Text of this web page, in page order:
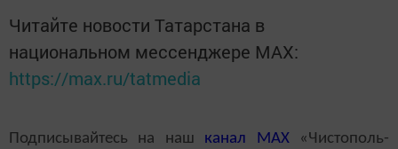
Читайте новости Татарстана в
национальном мессенджере MАХ:
https://max.ru/tatmedia
Подписывайтесь на наш канал MAX«Чистополь-